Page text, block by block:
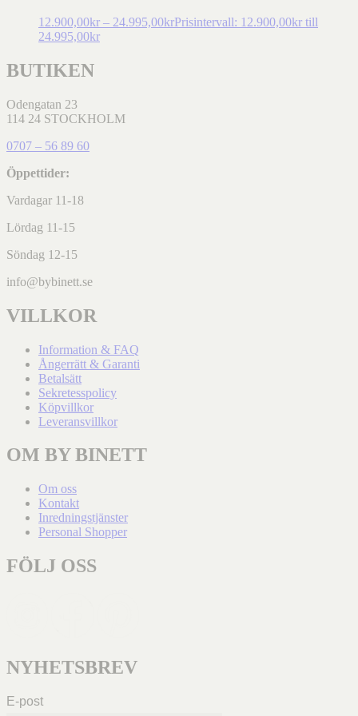
12.900,00kr – 24.995,00krPrisintervall: 12.900,00kr till
24.995,00kr
BUTIKEN
Odengatan 23
114 24 STOCKHOLM
0707 – 56 89 60
Öppettider:
Vardagar 11-18
Lördag 11-15
Söndag 12-15
info@bybinett.se
VILLKOR
Information & FAQ
Ångerrätt & Garanti
Betalsätt
Sekretesspolicy
Köpvillkor
Leveransvillkor
OM BY BINETT
Om oss
Kontakt
Inredningstjänster
Personal Shopper
FÖLJ OSS
NYHETSBREV
E-post